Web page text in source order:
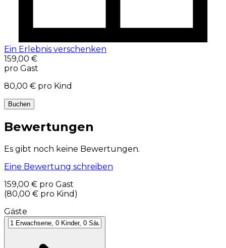
Ein Erlebnis verschenken
159,00 €
pro Gast
80,00 € pro Kind
Buchen
Bewertungen
Es gibt noch keine Bewertungen.
Eine Bewertung schreiben
159,00 € pro Gast
(80,00 € pro Kind )
Gäste